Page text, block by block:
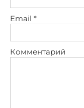
Email *
Комментарий